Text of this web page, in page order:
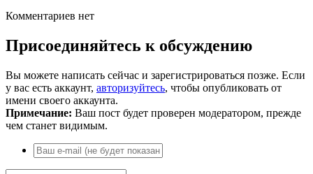
Комментариев нет
Присоединяйтесь к обсуждению
Вы можете написать сейчас и зарегистрироваться позже. Если
у вас есть аккаунт, авторизуйтесь, чтобы опубликовать от
имени своего аккаунта.
Примечание: Ваш пост будет проверен модератором, прежде
чем станет видимым.